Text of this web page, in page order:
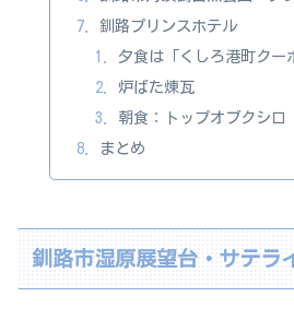
釧路プリンスホテル
夕食は「くしろ港町クー
炉ばた煉瓦
朝食：トップオブクシロ
まとめ
釧路市湿原展望台・サテラ